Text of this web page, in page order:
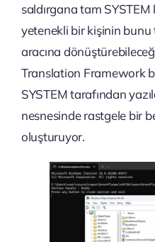
saldırgana tam
yetenekli bir kişinin bunu
aracına
Translation Framework
SYSTEM tarafından
nesnesinde rastgele bir
oluşturuyor.